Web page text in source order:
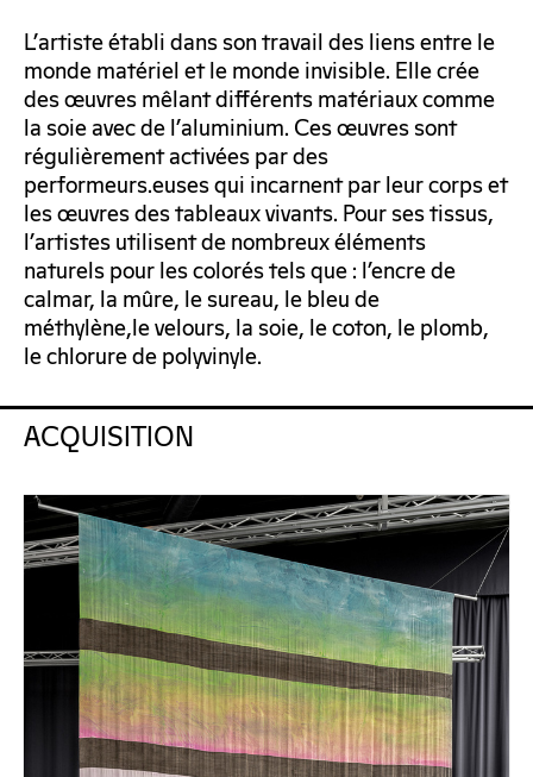
L’artiste établi dans son travail des liens entre le
monde matériel et le monde invisible. Elle crée
des œuvres mêlant différents matériaux comme
la soie avec de l’aluminium. Ces œuvres sont
régulièrement activées par des
performeurs.euses qui incarnent par leur corps et
les œuvres des tableaux vivants. Pour ses tissus,
l’artistes utilisent de nombreux éléments
naturels pour les colorés tels que : l’encre de
calmar, la mûre, le sureau, le bleu de
méthylène,le velours, la soie, le coton, le plomb,
le chlorure de polyvinyle.
ACQUISITION